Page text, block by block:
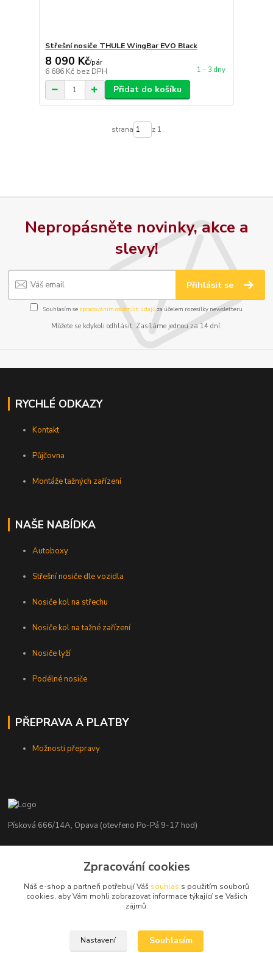
Střešní nosiče THULE WingBar EVO Black
8 090 Kč/pár
6 686 Kč bez DPH 1 - 3 dny
Přidat do košíku
strana z 1
Nepropásněte novinky, akce a
slevy!
Přihlásit se
Souhlasím se zpracováním osobních údajůza účelem rozesílky newsletteru.
Můžete se kdykoli odhlásit. Zasíláme jednou za 14 dní.
RYCHLÉ ODKAZY
Kontakt
Půjčovna
Montáže tažných zařízení
NAŠE NABÍDKA
Autoboxy
Střešní nosiče dle vozidla
Nosiče kol na střechu
Nosiče kol na tažné zařízení
Nosiče lyží
Podélné nosiče
PŘEPRAVA A PLATBY
Možnosti přepravy
Písková 666/14A, Opava (otevřeno Po-Pá 9-17 hod)
+420 776 839 986
info@nosice.com
Zpracování cookies
Náš e-shop a partneři potřebují Váš souhlas s použitím souborů
cookies, aby Vám mohli zobrazovat informace týkající se Vašich
zájmů.
Nastavení Souhlasím